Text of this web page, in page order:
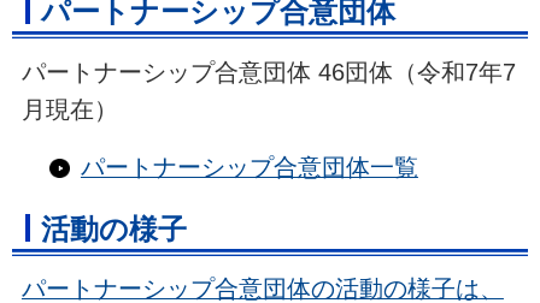
パートナーシップ合意団体
パートナーシップ合意団体 46団体（令和7年7
月現在）
パートナーシップ合意団体一覧
活動の様子
パートナーシップ合意団体の活動の様子は、